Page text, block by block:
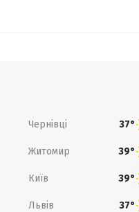
Чернівці 37°
Житомир 39°
Київ 39°
Львів 37°